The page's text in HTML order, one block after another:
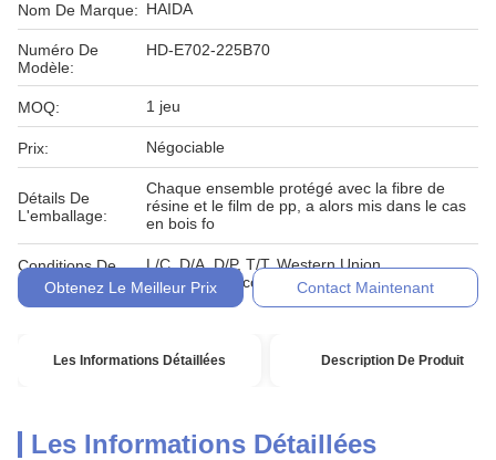
Nom De Marque: HAIDA
Numéro De
Modèle:
HD-E702-225B70
MOQ: 1 jeu
Prix: Négociable
Détails De
L'emballage:
Chaque ensemble protégé avec la fibre de
résine et le film de pp, a alors mis dans le cas
en bois fo
Conditions De
Paiement:
L/C, D/A, D/P, T/T, Western Union,
MoneyGram, comptant, engagement
Obtenez Le Meilleur Prix Contact Maintenant
Les Informations Détaillées Description De Produit
Les Informations Détaillées